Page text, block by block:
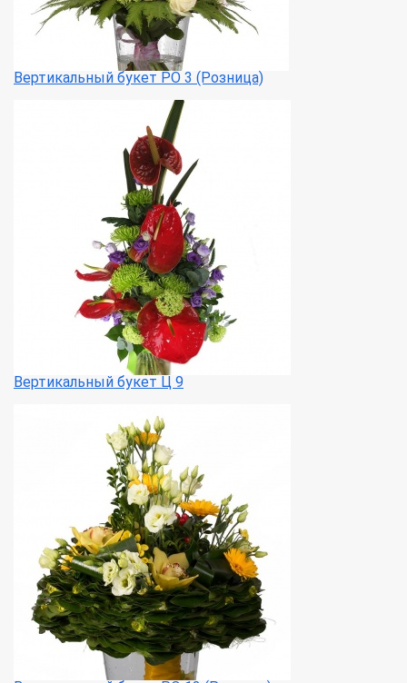
Вертикальный букет РО 3 (Розница)
Вертикальный букет Ц 9